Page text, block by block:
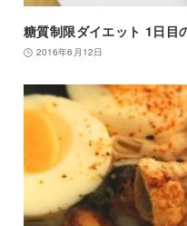
糖質制限ダイエット 1日目
2016年6月12日